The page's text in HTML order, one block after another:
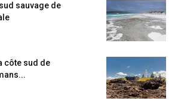
sauvage de
côte sud de